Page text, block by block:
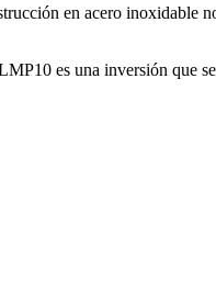
en acero inoxidable
es una inversión que